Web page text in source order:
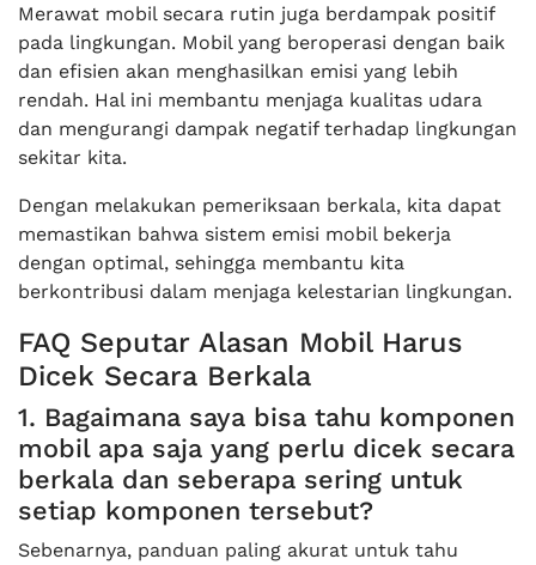
Merawat mobil secara rutin juga berdampak positif
pada lingkungan. Mobil yang beroperasi dengan baik
dan efisien akan menghasilkan emisi yang lebih
rendah. Hal ini membantu menjaga kualitas udara
dan mengurangi dampak negatif terhadap lingkungan
sekitar kita.
Dengan melakukan pemeriksaan berkala, kita dapat
memastikan bahwa sistem emisi mobil bekerja
dengan optimal, sehingga membantu kita
berkontribusi dalam menjaga kelestarian lingkungan.
FAQ Seputar Alasan Mobil Harus
Dicek Secara Berkala
1. Bagaimana saya bisa tahu komponen
mobil apa saja yang perlu dicek secara
berkala dan seberapa sering untuk
setiap komponen tersebut?
Sebenarnya, panduan paling akurat untuk tahu